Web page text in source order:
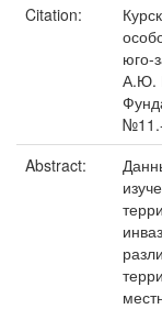
Citation:
юго-
А.Ю.
Abstract: